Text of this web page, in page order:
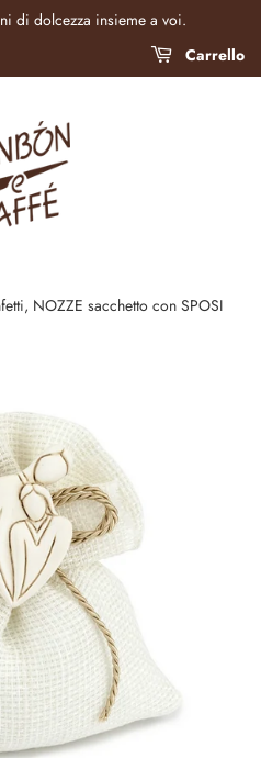
di dolcezza insieme a voi.
Carrello
NOZZE sacchetto con SPOSI